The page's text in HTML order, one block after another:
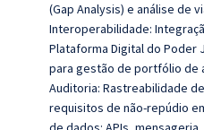
(Gap Analysis) e análise de
Interoperabilidade:
Plataforma Digital do Poder
para gestão de portfólio de
Auditoria: Rastreabilidade
requisitos de não-repúdio